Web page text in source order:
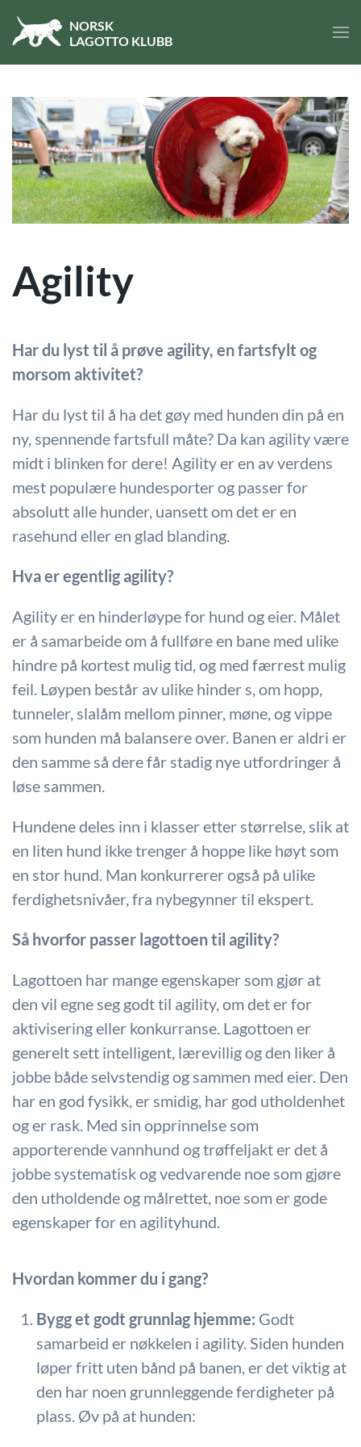
Skip to main content
NORSK
LA GOTTO KLUBB
Agility
Har du lyst til å prøve agility, en fartsfylt og
morsom aktivitet?
Har du lyst til å ha det gøy med hunden din på en
ny, spennende fartsfull måte? Da kan agility være
midt i blinken for dere! Agility er en av verdens
mest populære hundesporter og passer for
absolutt alle hunder, uansett om det er en
rasehund eller en glad blanding.
Hva er egentlig agility?
Agility er en hinderløype for hund og eier. Målet
er å samarbeide om å fullføre en bane med ulike
hindre på kortest mulig tid, og med færrest mulig
feil. Løypen består av ulike hinder s, om hopp,
tunneler, slalåm mellom pinner, møne, og vippe
som hunden må balansere over. Banen er aldri er
den samme så dere får stadig nye utfordringer å
løse sammen.
Hundene deles inn i klasser etter størrelse, slik at
en liten hund ikke trenger å hoppe like høyt som
en stor hund. Man konkurrerer også på ulike
ferdighetsnivåer, fra nybegynner til ekspert.
Så hvorfor passer lagottoen til agility?
Lagottoen har mange egenskaper som gjør at
den vil egne seg godt til agility, om det er for
aktivisering eller konkurranse. Lagottoen er
generelt sett intelligent, lærevillig og den liker å
jobbe både selvstendig og sammen med eier. Den
har en god fysikk, er smidig, har god utholdenhet
og er rask. Med sin opprinnelse som
apporterende vannhund og trøffeljakt er det å
jobbe systematisk og vedvarende noe som gjøre
den utholdende og målrettet, noe som er gode
egenskaper for en agilityhund.
Hvordan kommer du i gang?
Bygg et godt grunnlag hjemme: Godt
samarbeid er nøkkelen i agility. Siden hunden
løper fritt uten bånd på banen, er det viktig at
den har noen grunnleggende ferdigheter på
plass. Øv på at hunden: